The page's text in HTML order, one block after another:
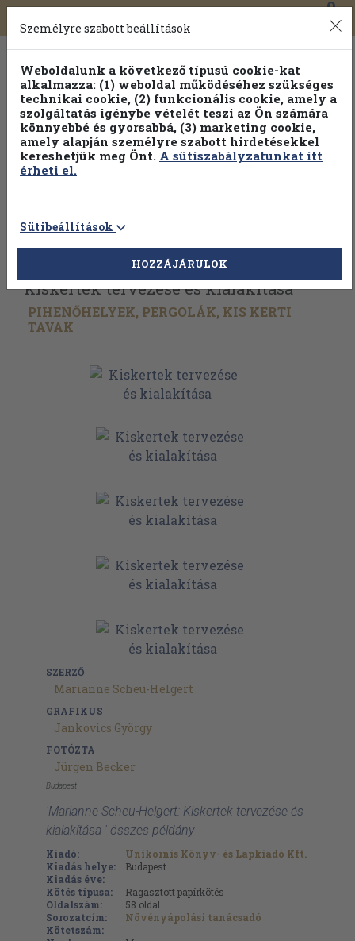
Toggle
navigation
0
Válogasson több mint 30 000 kötet közül
Hobbi témakörökben20% kedvezménnyel!
Vissza az előző oldalra Válasszon példányt
Kiskertek tervezése és kialakítása
PIHENŐHELYEK, PERGOLÁK, KIS KERTI
TAVAK
SZERZŐ
Marianne Scheu-Helgert
GRAFIKUS
Jankovics György
FOTÓZTA
Jürgen Becker
Budapest
'Marianne Scheu-Helgert: Kiskertek tervezése és
kialakítása ' összes példány
Kiadó:
Unikornis Könyv- és Lapkiadó Kft.
Kiadás helye:
Budapest
Kiadás éve:
Kötés típusa:
Ragasztott papírkötés
Oldalszám:
58 oldal
Sorozatcím:
Növényápolási tanácsadó
Kötetszám:
Személyre szabott beállítások
Weboldalunk a következő típusú cookie-kat
alkalmazza: (1) weboldal működéséhez szükséges
technikai cookie, (2) funkcionális cookie, amely a
szolgáltatás igénybe vételét teszi az Ön számára
könnyebbé és gyorsabbá, (3) marketing cookie,
amely alapján személyre szabott hirdetésekkel
kereshetjük meg Önt. A sütiszabályzatunkat itt
érheti el.
Sütibeállítások
HOZZÁJÁRULOK